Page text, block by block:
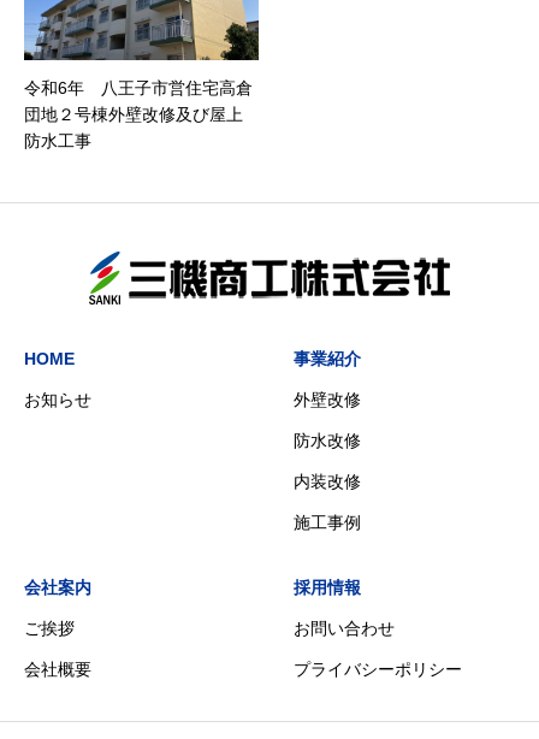
令和6年 八王子市営住宅高倉
団地２号棟外壁改修及び屋上
防水工事
HOME
お知らせ
事業紹介
外壁改修
防水改修
内装改修
施工事例
会社案内
ご挨拶
会社概要
採用情報
お問い合わせ
プライバシーポリシー